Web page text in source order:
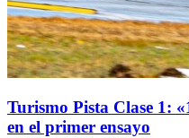
Turismo Pista Clase 1:
en el primer ensayo